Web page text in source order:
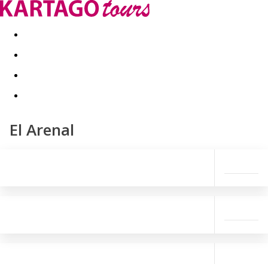
Last minute Dovolenkové kluby
El Arenal